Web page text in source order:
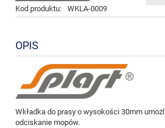
Kod produktu: WKLA-0009
OPIS
Wkładka do prasy o wysokości 30mm
odciskanie mopów.